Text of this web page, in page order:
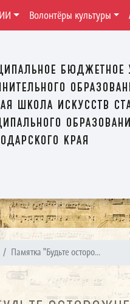
бюджетное
школа искусств
края
Волонтёры культуры
Памятка "Будьте осторо...